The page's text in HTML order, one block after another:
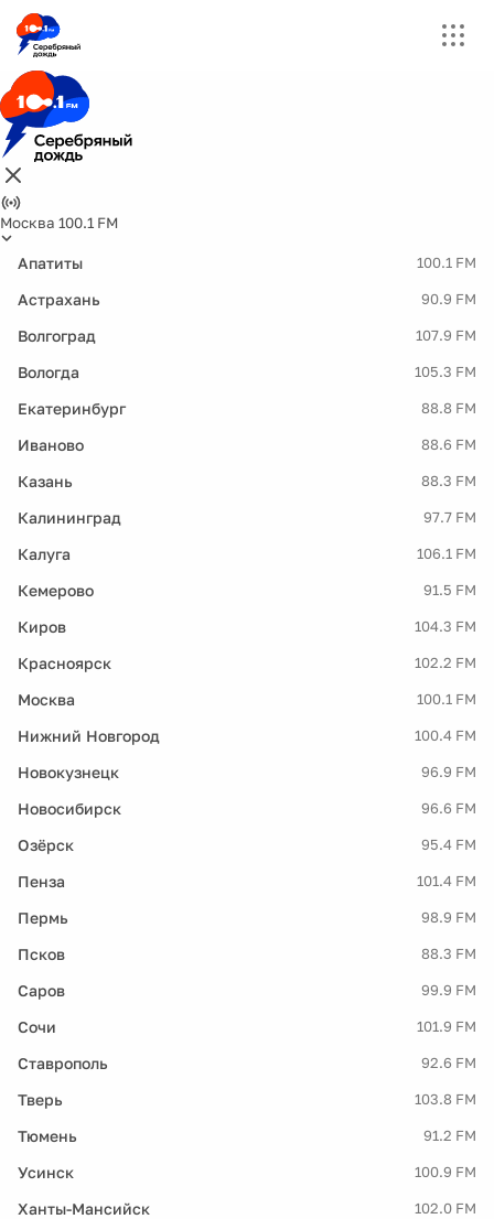
Москва 100.1 FM
Апатиты 100.1 FM
Астрахань 90.9 FM
Волгоград 107.9 FM
Вологда 105.3 FM
Екатеринбург 88.8 FM
Иваново 88.6 FM
Казань 88.3 FM
Калининград 97.7 FM
Калуга 106.1 FM
Кемерово 91.5 FM
Киров 104.3 FM
Красноярск 102.2 FM
Москва 100.1 FM
Нижний Новгород 100.4 FM
Новокузнецк 96.9 FM
Новосибирск 96.6 FM
Озёрск 95.4 FM
Пенза 101.4 FM
Пермь 98.9 FM
Псков 88.3 FM
Саров 99.9 FM
Сочи 101.9 FM
Ставрополь 92.6 FM
Тверь 103.8 FM
Тюмень 91.2 FM
Усинск 100.9 FM
Ханты-Мансийск 102.0 FM